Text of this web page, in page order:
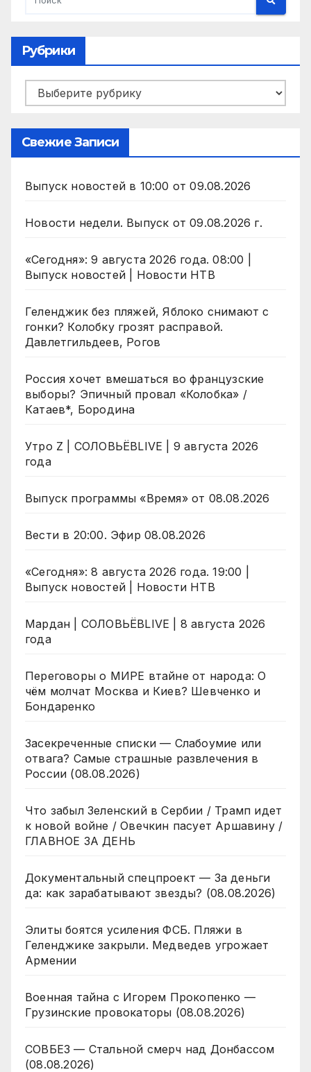
Рубрики
Рубрики
Свежие Записи
Выпуск новостей в 10:00 от 09.08.2026
Новости недели. Выпуск от 09.08.2026 г.
«Сегодня»: 9 августа 2026 года. 08:00 |
Выпуск новостей | Новости НТВ
Геленджик без пляжей, Яблоко снимают с
гонки? Колобку грозят расправой.
Давлетгильдеев, Рогов
Россия хочет вмешаться во французские
выборы? Эпичный провал «Колобка» /
Катаев*, Бородина
Утро Z | СОЛОВЬЁВLIVE | 9 августа 2026
года
Выпуск программы «Время» от 08.08.2026
Вести в 20:00. Эфир 08.08.2026
«Сегодня»: 8 августа 2026 года. 19:00 |
Выпуск новостей | Новости НТВ
Мардан | СОЛОВЬЁВLIVE | 8 августа 2026
года
Переговоры о МИРЕ втайне от народа: О
чём молчат Москва и Киев? Шевченко и
Бондаренко
Засекреченные списки — Слабоумие или
отвага? Самые страшные развлечения в
России (08.08.2026)
Что забыл Зеленский в Сербии / Трамп идет
к новой войне / Овечкин пасует Аршавину /
ГЛАВНОЕ ЗА ДЕНЬ
Документальный спецпроект — За деньги
да: как зарабатывают звезды? (08.08.2026)
Элиты боятся усиления ФСБ. Пляжи в
Геленджике закрыли. Медведев угрожает
Армении
Военная тайна с Игорем Прокопенко —
Грузинские провокаторы (08.08.2026)
СОВБЕЗ — Стальной смерч над Донбассом
(08.08.2026)